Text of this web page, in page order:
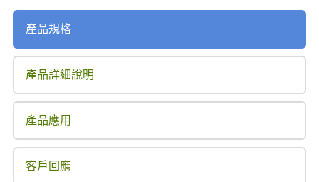
產品規格
產品詳細說明
產品應用
客戶回應